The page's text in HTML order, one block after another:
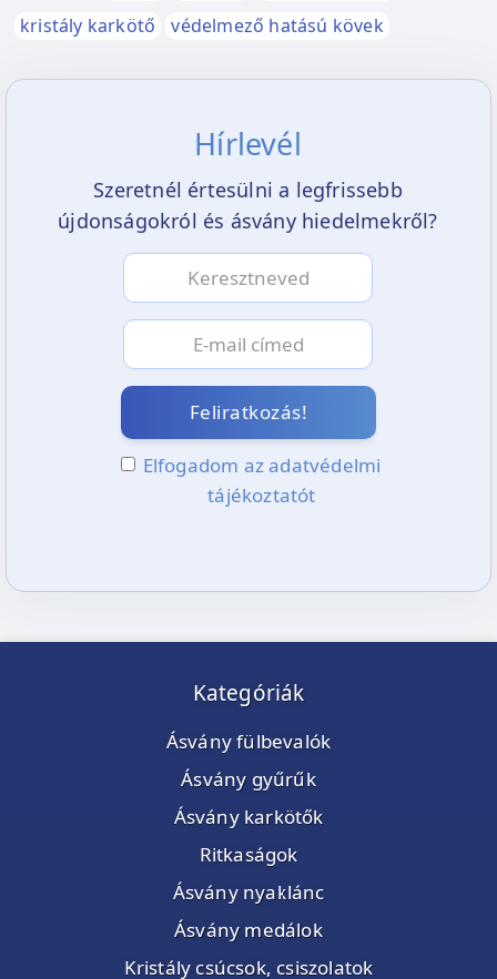
kristály karkötő
védelmező hatású kövek
Hírlevél
Szeretnél értesülni a legfrissebb
újdonságokról és ásvány hiedelmekről?
Feliratkozás!
Elfogadom az adatvédelmi
tájékoztatót
Kategóriák
Ásvány fülbevalók
Ásvány gyűrűk
Ásvány karkötők
Ritkaságok
Ásvány nyaklánc
Ásvány medálok
Kristály csúcsok, csiszolatok